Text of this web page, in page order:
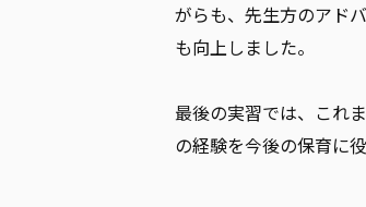
がらも、先生方のアド
も向上しました。
最後の実習では、これ
の経験を今後の保育に